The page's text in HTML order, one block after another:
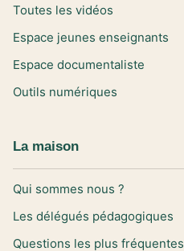
Toutes les vidéos
Espace jeunes enseignants
Espace documentaliste
Outils numériques
La maison
Qui sommes nous ?
Les délégués pédagogiques
Questions les plus fréquentes